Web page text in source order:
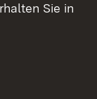
Sie in